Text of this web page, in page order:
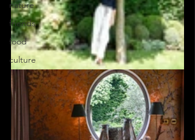
nature
friends
food
culture